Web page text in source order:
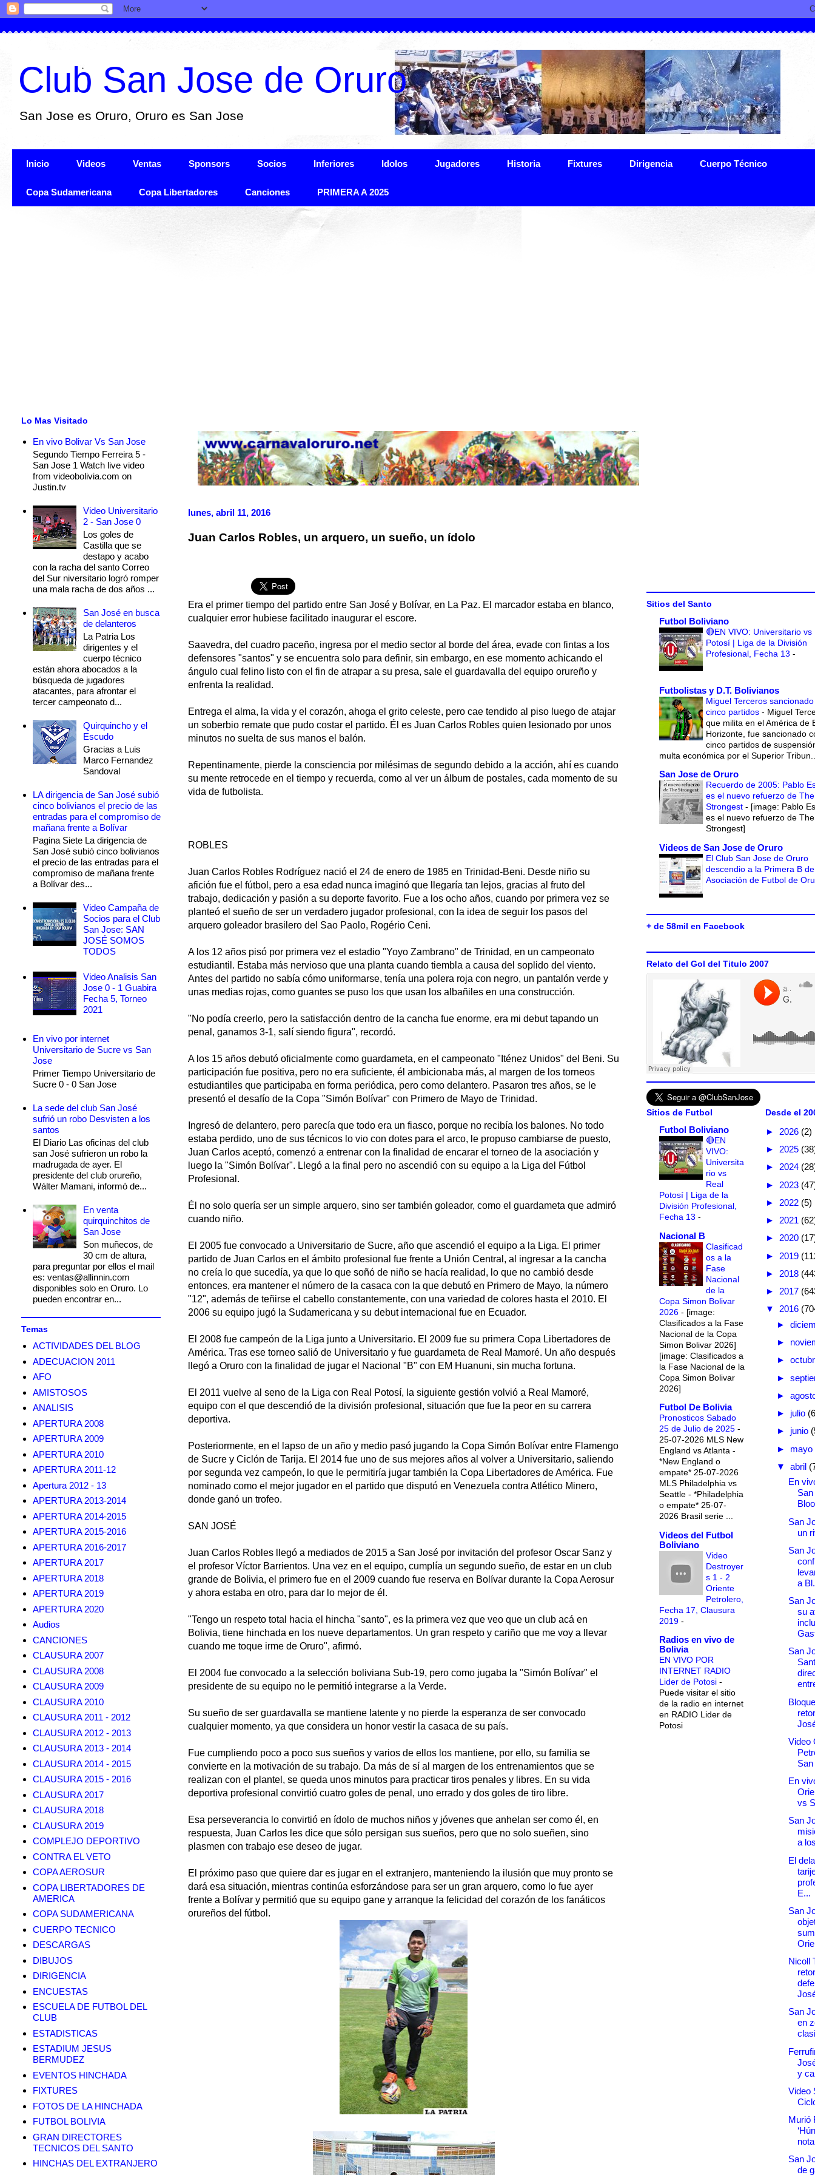
Club San Jose de Oruro
San Jose es Oruro, Oruro es San Jose
Inicio Videos Ventas Sponsors Socios Inferiores Idolos Jugadores Historia Fixtures Dirigencia Cuerpo Técnico
Copa Sudamericana Copa Libertadores Canciones PRIMERA A 2025
lunes, abril 11, 2016
Juan Carlos Robles, un arquero, un sueño, un ídolo
Era el primer tiempo del partido entre San José y Bolívar, en La Paz. El marcador estaba en blanco,
cualquier error hubiese facilitado inaugurar el escore.
Saavedra, del cuadro paceño, ingresa por el medio sector al borde del área, evade con fintas a los
defensores "santos" y se encuentra solo para definir, sin embargo, en ese momento achicando el
ángulo cual felino listo con el fin de atrapar a su presa, sale el guardavalla del equipo orureño y
enfrenta la realidad.
Entrega el alma, la vida y el corazón, ahoga el grito celeste, pero cae tendido al piso luego de atajar
un soberbio remate que pudo costar el partido. Él es Juan Carlos Robles quien lesionado por unos
minutos no suelta de sus manos el balón.
Repentinamente, pierde la consciencia por milésimas de segundo debido a la acción, ahí es cuando
su mente retrocede en el tiempo y recuerda, como al ver un álbum de postales, cada momento de su
vida de futbolista.
ROBLES
Juan Carlos Robles Rodríguez nació el 24 de enero de 1985 en Trinidad-Beni. Desde niño su
afición fue el fútbol, pero a esa edad nunca imaginó que llegaría tan lejos, gracias al fruto del
trabajo, dedicación y pasión a su deporte favorito. Fue a los ocho años, cuando por primera vez se
planteó el sueño de ser un verdadero jugador profesional, con la idea de seguir los pasos del
arquero goleador brasilero del Sao Paolo, Rogério Ceni.
A los 12 años pisó por primera vez el estadio "Yoyo Zambrano" de Trinidad, en un campeonato
estudiantil. Estaba más nervioso que una planta cuando tiembla a causa del soplido del viento.
Antes del partido no sabía cómo uniformarse, tenía una polera roja con negro, un pantalón verde y
unas medias rojas, como guantes se puso los que usan los albañiles en una construcción.
"No podía creerlo, pero la satisfacción dentro de la cancha fue enorme, era mi debut tapando un
penal, ganamos 3-1, salí siendo figura", recordó.
A los 15 años debutó oficialmente como guardameta, en el campeonato "Iténez Unidos" del Beni. Su
participación fue positiva, pero no era suficiente, él ambicionaba más, al margen de los torneos
estudiantiles que participaba en forma periódica, pero como delantero. Pasaron tres años, se le
presentó el desafío de la Copa "Simón Bolívar" con Primero de Mayo de Trinidad.
Ingresó de delantero, pero parecía que todo era un fiasco, porque no recibía los balones. No todo
estaba perdido, uno de sus técnicos lo vio con dotes para el arco, le propuso cambiarse de puesto,
Juan Carlos aceptó, comenzó a entrenar con la finalidad de encarar el torneo de la asociación y
luego la "Simón Bolívar". Llegó a la final pero no ascendió con su equipo a la Liga del Fútbol
Profesional.
Él no solo quería ser un simple arquero, sino ser también goleador, como el guardameta que admiró
cuando niño.
El 2005 fue convocado a Universitario de Sucre, año que ascendió el equipo a la Liga. El primer
partido de Juan Carlos en el ámbito profesional fue frente a Unión Central, al ingresar a la cancha
no creía lo que sucedía, ya que lo que soñó de niño se hacía realidad, lo que no cambió desde
entonces, era mantener el número de la casaca con la que debutó en Primero de Mayo, la número
"12", además de teñirse el cabello constantemente, con una variedad de colores hasta el 2010. El
2006 su equipo jugó la Sudamericana y su debut internacional fue en Ecuador.
El 2008 fue campeón de la Liga junto a Universitario. El 2009 fue su primera Copa Libertadores de
América. Tras ese torneo salió de Universitario y fue guardameta de Real Mamoré. Un año después
llegó a Oruro con la finalidad de jugar el Nacional "B" con EM Huanuni, sin mucha fortuna.
El 2011 vuelve al seno de la Liga con Real Potosí, la siguiente gestión volvió a Real Mamoré,
equipo con el que descendió de la división profesional, situación que fue la peor en su carrera
deportiva.
Posteriormente, en el lapso de un año y medio pasó jugando la Copa Simón Bolívar entre Flamengo
de Sucre y Ciclón de Tarija. El 2014 fue uno de sus mejores años al volver a Universitario, saliendo
por segunda vez campeón, lo que le permitiría jugar también la Copa Libertadores de América. Fue
nominado como el mejor jugador en el partido que disputó en Venezuela contra Atlético Minero,
donde ganó un trofeo.
SAN JOSÉ
Juan Carlos Robles llegó a mediados de 2015 a San José por invitación del profesor Oscar Sanz y
el profesor Víctor Barrientos. Una vez en el equipo, cumplía un segundo sueño, de estar en un club
grande de Bolivia, el primero fue en el 2009 cuando fue reserva en Bolívar durante la Copa Aerosur
y ahora estaba en otro, para dar lo mejor de él.
"Tengo un respeto total hacia el hincha "santo", es la primera vez que veo que un club acá en
Bolivia, tiene hinchada en los nueve departamentos. Un gran respeto y cariño que me voy a llevar
cuando me toque irme de Oruro", afirmó.
El 2004 fue convocado a la selección boliviana Sub-19, pero como jugaba la "Simón Bolívar" el
presidente de su equipo no le permitió integrarse a la Verde.
Su sueño de ser guardavalla se mantiene latente y no pierde la esperanza de ser convocado
cualquier momento, ya que considera un honor vestir la casaca de su país.
Fue cumpliendo poco a poco sus sueños y varios de ellos los mantiene, por ello, su familia se
convierte en la motivación de su trabajo. Da más de sí al margen de los entrenamientos que se
realizan con el plantel, se queda unos minutos para practicar tiros penales y libres. En su vida
deportiva profesional convirtió cuatro goles de penal, uno errado y dos goles de tiro libre.
Esa perseverancia lo convirtió en ídolo de muchos niños y jóvenes que anhelan ser como él, en
respuesta, Juan Carlos les dice que sólo persigan sus sueños, pero que no solo sueñen, sino
plasmen con trabajo ese deseo de jugar.
El próximo paso que quiere dar es jugar en el extranjero, manteniendo la ilusión que muy pronto se
dará esa situación, mientras continúa esforzándose para ser un gran arquero, como lo fue ayer
frente a Bolívar y permitió que su equipo gane y arranque la felicidad del corazón de los fanáticos
orureños del fútbol.
Lo Mas Visitado
En vivo Bolivar Vs San Jose
Segundo Tiempo Ferreira 5 -
San Jose 1 Watch live video
from videobolivia.com on
Justin.tv
Video Universitario
2 - San Jose 0
Los goles de
Castilla que se
destapo y acabo
con la racha del santo Correo
del Sur niversitario logró romper
una mala racha de dos años ...
San José en busca
de delanteros
La Patria Los
dirigentes y el
cuerpo técnico
están ahora abocados a la
búsqueda de jugadores
atacantes, para afrontar el
tercer campeonato d...
Quirquincho y el
Escudo
Gracias a Luis
Marco Fernandez
Sandoval
LA dirigencia de San José subió
cinco bolivianos el precio de las
entradas para el compromiso de
mañana frente a Bolívar
Pagina Siete La dirigencia de
San José subió cinco bolivianos
el precio de las entradas para el
compromiso de mañana frente
a Bolívar des...
Video Campaña de
Socios para el Club
San Jose: SAN
JOSÉ SOMOS
TODOS
Video Analisis San
Jose 0 - 1 Guabira
Fecha 5, Torneo
2021
En vivo por internet
Universitario de Sucre vs San
Jose
Primer Tiempo Universitario de
Sucre 0 - 0 San Jose
La sede del club San José
sufrió un robo Desvisten a los
santos
El Diario Las oficinas del club
san José sufrieron un robo la
madrugada de ayer. El
presidente del club orureño,
Wálter Mamani, informó de...
En venta
quirquinchitos de
San Jose
Son muñecos, de
30 cm de altura,
para preguntar por ellos el mail
es: ventas@allinnin.com
disponibles solo en Oruro. Lo
pueden encontrar en...
Temas
ACTIVIDADES DEL BLOG
ADECUACION 2011
AFO
AMISTOSOS
ANALISIS
APERTURA 2008
APERTURA 2009
APERTURA 2010
APERTURA 2011-12
Apertura 2012 - 13
APERTURA 2013-2014
APERTURA 2014-2015
APERTURA 2015-2016
APERTURA 2016-2017
APERTURA 2017
APERTURA 2018
APERTURA 2019
APERTURA 2020
Audios
CANCIONES
CLAUSURA 2007
CLAUSURA 2008
CLAUSURA 2009
CLAUSURA 2010
CLAUSURA 2011 - 2012
CLAUSURA 2012 - 2013
CLAUSURA 2013 - 2014
CLAUSURA 2014 - 2015
CLAUSURA 2015 - 2016
CLAUSURA 2017
CLAUSURA 2018
CLAUSURA 2019
COMPLEJO DEPORTIVO
CONTRA EL VETO
COPA AEROSUR
COPA LIBERTADORES DE
AMERICA
COPA SUDAMERICANA
CUERPO TECNICO
DESCARGAS
DIBUJOS
DIRIGENCIA
ENCUESTAS
ESCUELA DE FUTBOL DEL
CLUB
ESTADISTICAS
ESTADIUM JESUS
BERMUDEZ
EVENTOS HINCHADA
FIXTURES
FOTOS DE LA HINCHADA
FUTBOL BOLIVIA
GRAN DIRECTORES
TECNICOS DEL SANTO
HINCHAS DEL EXTRANJERO
Sitios del Santo
Futbol Boliviano
🔴EN VIVO: Universitario vs
Potosí | Liga de la División
Profesional, Fecha 13 -
Futbolistas y D.T. Bolivianos
Miguel Terceros
cinco partidos - Miguel
que milita en el América de
Horizonte, fue sancionado
cinco partidos de
multa económica por el Superior
San Jose de Oruro
Recuerdo de 2005: Pablo
es el nuevo refuerzo de The
Strongest - [image: Pablo
es el nuevo refuerzo de The
Strongest]
Videos de San Jose de Oruro
El Club San Jose de Oruro
descendio a la Primera B
Asociación de Futbol de
+ de 58mil en Facebook
Relato del Gol del Titulo 2007
Sitios de Futbol
Futbol Boliviano
🔴EN
VIVO:
Universita
rio vs
Real
Potosí | Liga de la
División Profesional,
Fecha 13 -
Nacional B
Clasificad
os a la
Fase
Nacional
de la
Copa Simon Bolivar
2026 - [image:
Clasificados a la Fase
Nacional de la Copa
Simon Bolivar 2026]
[image: Clasificados a
la Fase Nacional de la
Copa Simon Bolivar
2026]
Futbol De Bolivia
Pronosticos Sabado
25 de Julio de 2025 -
25-07-2026 MLS New
England vs Atlanta -
*New England o
empate* 25-07-2026
MLS Philadelphia vs
Seattle - *Philadelphia
o empate* 25-07-
2026 Brasil serie ...
Videos del Futbol
Boliviano
Video
Destroyer
s 1 - 2
Oriente
Petrolero,
Fecha 17, Clausura
2019 -
Radios en vivo de
Bolivia
EN VIVO POR
INTERNET RADIO
Lider de Potosi -
Puede visitar el sitio
de la radio en internet
en RADIO Lider de
Potosi
Desde el
► 2026 (2)
► 2025
► 2024
► 2023
► 2022 (5)
► 2021
► 2020
► 2019
► 2018
► 2017
▼ 2016
►
►
►
►
►
► julio
► junio
► mayo
▼ abril
En
San
un
San
a
San
su
San
Video
En
vs
San
a
El
E...
San
Nicoll
San
en
y
Video
Murió
San
de